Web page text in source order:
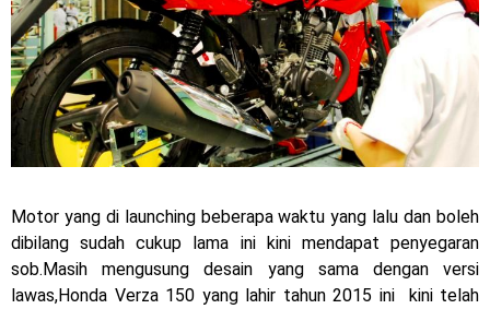
mewah !
Warna Baru X-Ride 125 Tampil Tangguh dan Fresh Siap
Jelajah Petualangan Tanpa Batas
Yamalube Power XP Matic resmi dirilis untuk skutik Blue
Yamaha Indonesia Rilis Warna Baru Fazzio Hybrid yang lebih
Eye Catchy & Kece Abis
Motor yang di launching beberapa waktu yang lalu dan boleh
dibilang sudah cukup lama ini kini mendapat penyegaran
sob.Masih mengusung desain yang sama dengan versi
lawas,Honda Verza 150 yang lahir tahun 2015 ini kini telah